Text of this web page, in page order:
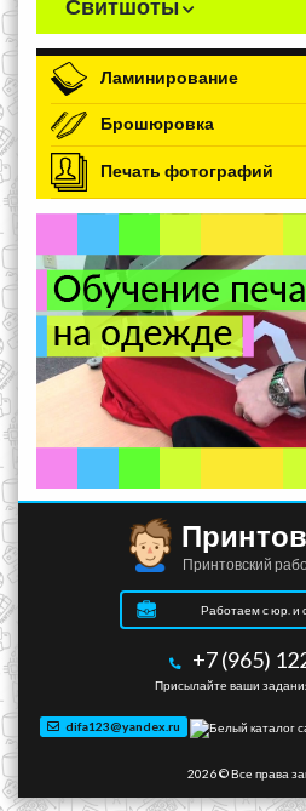
Свитшоты
Ламинирование
Брошюровка
Печать фотографий
Принтовский
Работаем с юр. и
+7 (965)
Присылайте ваши
difa123@yandex.ru
2026 © Все права